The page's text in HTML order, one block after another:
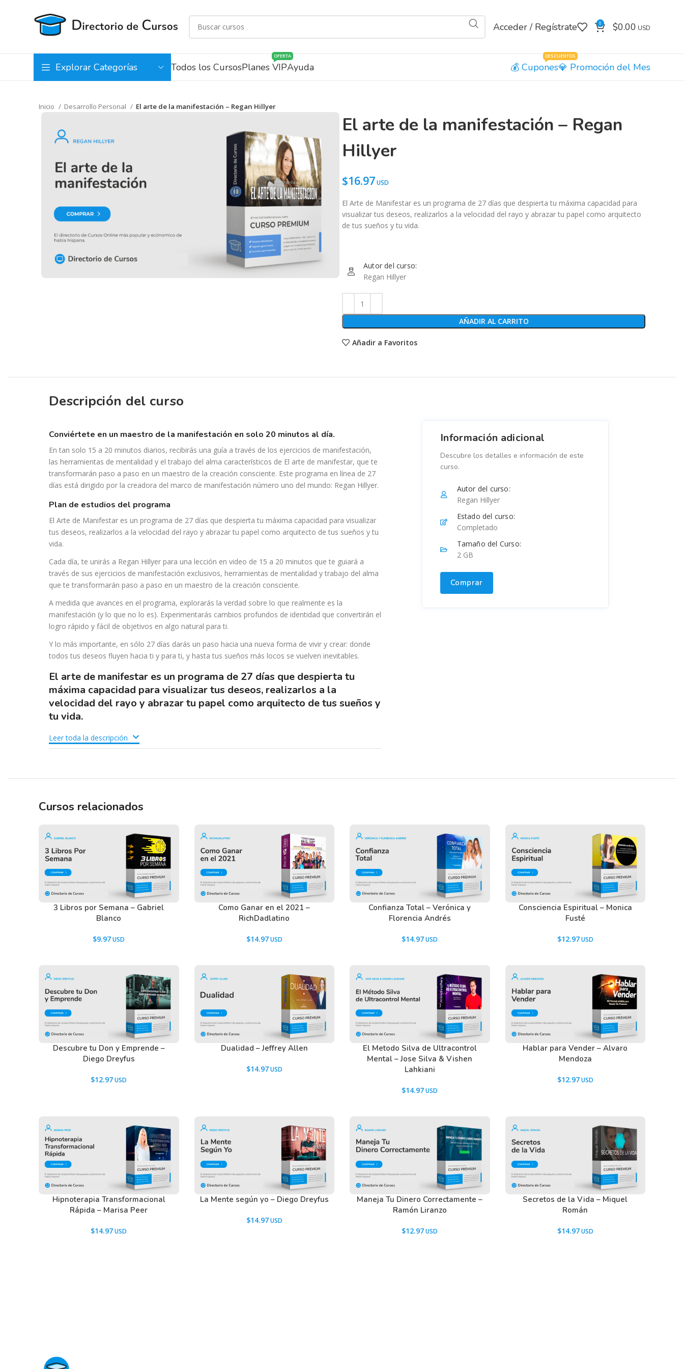
Acceder / Regístrate 0 $0.00
Explorar Categorías Todos los CursosPlanes VIP
OFERTA
Ayuda Cupones
DESCUENTOS
Promoción del Mes
Inicio Desarrollo Personal El arte de la manifestación – Regan Hillyer
El arte de la manifestación – Regan
Hillyer
$16.97
El Arte de Manifestar es un programa de 27 días que despierta tu máxima capacidad para
visualizar tus deseos, realizarlos a la velocidad del rayo y abrazar tu papel como arquitecto
de tus sueños y tu vida.
Autor del curso:
Regan Hillyer
AÑADIR AL CARRITO
Añadir a Favoritos
Descripción del curso
conviértete en un maestro de la manifestación en solo 20 minutos al día.
En tan solo 15 a 20 minutos diarios, recibirás una guía a través de los ejercicios de manifestación,
las herramientas de mentalidad y el trabajo del alma característicos de El arte de manifestar, que te
transformarán paso a paso en un maestro de la creación consciente. Este programa en línea de 27
días está dirigido por la creadora del marco de manifestación número uno del mundo: Regan Hillyer.
plan de estudios del programa
El Arte de Manifestar es un programa de 27 días que despierta tu máxima capacidad para visualizar
tus deseos, realizarlos a la velocidad del rayo y abrazar tu papel como arquitecto de tus sueños y tu
vida.
Cada día, te unirás a Regan Hillyer para una lección en video de 15 a 20 minutos que te guiará a
través de sus ejercicios de manifestación exclusivos, herramientas de mentalidad y trabajo del alma
que te transformarán paso a paso en un maestro de la creación consciente.
A medida que avances en el programa, explorarás la verdad sobre lo que realmente es la
manifestación (y lo que no lo es). Experimentarás cambios profundos de identidad que convertirán el
logro rápido y fácil de objetivos en algo natural para ti.
Y lo más importante, en sólo 27 días darás un paso hacia una nueva forma de vivir y crear: donde
todos tus deseos fluyen hacia ti y para ti, y hasta tus sueños más locos se vuelven inevitables.
el arte de manifestar es un programa de 27 días que despierta tu
máxima capacidad para visualizar tus deseos, realizarlos a la
velocidad del rayo y abrazar tu papel como arquitecto de tus sueños y
tu vida.
descargar los recursos WordPress.
Leer toda la descripción
Información adicional
Descubre los detalles e información de este
curso.
Autor del curso:
Regan Hillyer
Estado del curso:
Completado
Tamaño del Curso:
2 GB
Comprar
Cursos relacionados
3 Libros por Semana – Gabriel
Blanco
$9.97
Como Ganar en el 2021 –
RichDadlatino
$14.97
Confianza Total – Verónica y
Florencia Andrés
$14.97
Consciencia Espiritual – Monica
Fusté
$12.97
Descubre tu Don y Emprende –
Diego Dreyfus
$12.97
Dualidad – Jeffrey Allen
$14.97
El Metodo Silva de Ultracontrol
Mental – Jose Silva & Vishen
Lahkiani
$14.97
Hablar para Vender – Alvaro
Mendoza
$12.97
Hipnoterapia Transformacional
Rápida – Marisa Peer
$14.97
La Mente según yo – Diego Dreyfus
$14.97
Maneja Tu Dinero Correctamente –
Ramón Liranzo
$12.97
Secretos de la Vida – Miquel
Román
$14.97